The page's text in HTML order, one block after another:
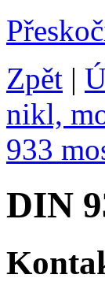
Zpět |
nikl,
933
DIN